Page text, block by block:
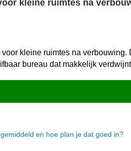
kleine ruimtes na
kleine ruimtes na
bureau dat makkelijk